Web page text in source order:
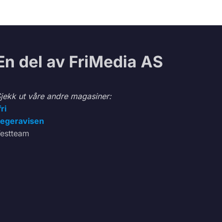
del av FriMedia AS
ut våre andre magasiner: